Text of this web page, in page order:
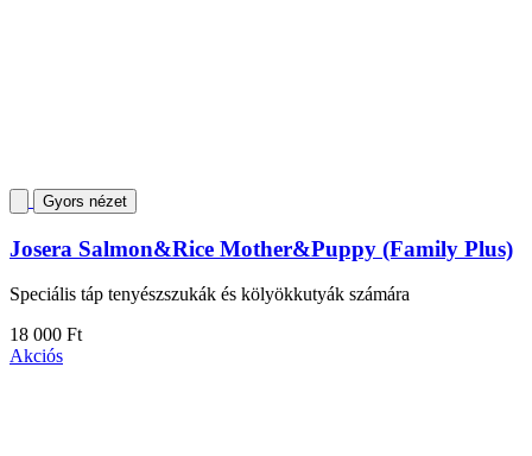
Gyors nézet
Josera Salmon&Rice Mother&Puppy (Family Plus)
Speciális táp tenyészszukák és kölyökkutyák számára
18 000 Ft
Akciós